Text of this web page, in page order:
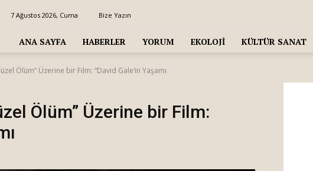
7 Ağustos 2026, Cuma Bize Yazın
ANA SAYFA HABERLER YORUM EKOLOJI KÜLTÜR SANAT
Ölüm” Üzerine bir Film: “David Gale’in Yaşamı
Ölüm” Üzerine bir Film: